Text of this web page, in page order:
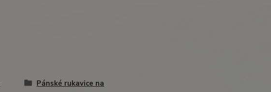
Pánské rukavice na